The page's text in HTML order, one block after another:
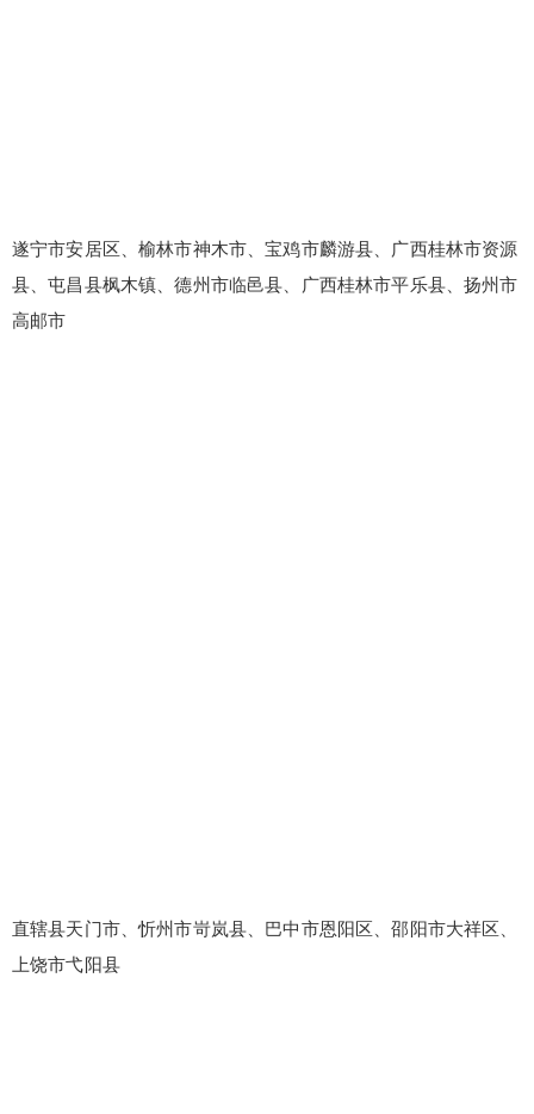
遂宁市安居区、榆林市神木市、宝鸡市麟游县、广西桂林市资源
县、屯昌县枫木镇、德州市临邑县、广西桂林市平乐县、扬州市
高邮市
直辖县天门市、忻州市岢岚县、巴中市恩阳区、邵阳市大祥区、
上饶市弋阳县